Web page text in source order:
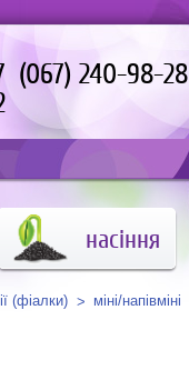
(067) 240-98-28
насіння
(фіалки) міні/напівміні